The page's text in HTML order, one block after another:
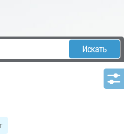
Искать